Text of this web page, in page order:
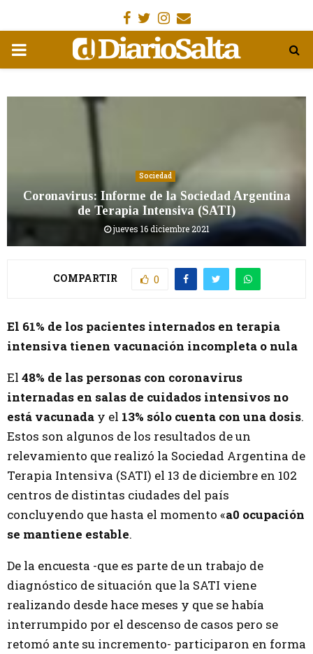
Facebook
Gorjeo
Instagram
Email
MENÚ
Sociedad
Coronavirus: Informe de la Sociedad Argentina
de Terapia Intensiva (SATI)
jueves 16 diciembre 2021
COMPARTIR 0
El 61% de los pacientes internados en terapia
intensiva tienen vacunación incompleta o nula
El 48% de las personas con coronavirus
internadas en salas de cuidados intensivos no
está vacunada y el 13% sólo cuenta con una dosis.
Estos son algunos de los resultados de un
relevamiento que realizó la Sociedad Argentina de
Terapia Intensiva (SATI) el 13 de diciembre en 102
centros de distintas ciudades del país
concluyendo que hasta el momento «a0 ocupación
se mantiene estable.
De la encuesta -que es parte de un trabajo de
diagnóstico de situación que la SATI viene
realizando desde hace meses y que se había
interrumpido por el descenso de casos pero se
retomó ante su incremento- participaron en forma